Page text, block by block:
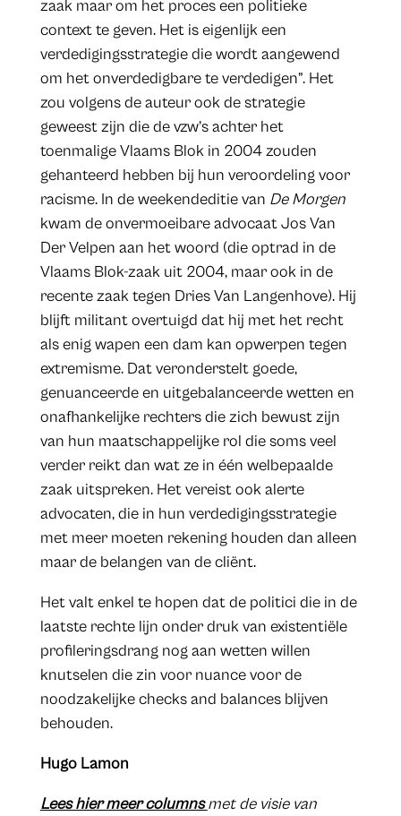
zaak maar om het proces een politieke
context te geven. Het is eigenlijk een
verdedigingsstrategie die wordt aangewend
om het onverdedigbare te verdedigen”. Het
zou volgens de auteur ook de strategie
geweest zijn die de vzw’s achter het
toenmalige Vlaams Blok in 2004 zouden
gehanteerd hebben bij hun veroordeling voor
racisme. In de weekendeditie van De Morgen
kwam de onvermoeibare advocaat Jos Van
Der Velpen aan het woord (die optrad in de
Vlaams Blok-zaak uit 2004, maar ook in de
recente zaak tegen Dries Van Langenhove). Hij
blijft militant overtuigd dat hij met het recht
als enig wapen een dam kan opwerpen tegen
extremisme. Dat veronderstelt goede,
genuanceerde en uitgebalanceerde wetten en
onafhankelijke rechters die zich bewust zijn
van hun maatschappelijke rol die soms veel
verder reikt dan wat ze in één welbepaalde
zaak uitspreken. Het vereist ook alerte
advocaten, die in hun verdedigingsstrategie
met meer moeten rekening houden dan alleen
maar de belangen van de cliënt.
Het valt enkel te hopen dat de politici die in de
laatste rechte lijn onder druk van existentiële
profileringsdrang nog aan wetten willen
knutselen die zin voor nuance voor de
noodzakelijke checks and balances blijven
behouden.
Hugo Lamon
Lees hier meer columnsmet de visie van